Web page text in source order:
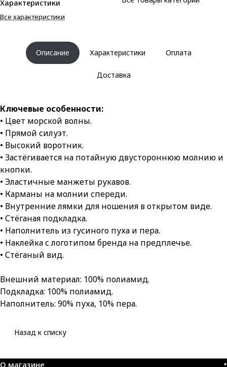
Характеристики
Все характеристики
Описание Характеристики Оплата
Доставка
Ключевые особенности:
• Цвет морской волны.
• Прямой силуэт.
• Высокий воротник.
• Застёгивается на потайную двустороннюю молнию и
кнопки.
• Эластичные манжеты рукавов.
• Карманы на молнии спереди.
• Внутренние лямки для ношения в открытом виде.
• Стёганая подкладка.
• Наполнитель из гусиного пуха и пера.
• Наклейка с логотипом бренда на предплечье.
• Стёганый вид.
Внешний материал: 100% полиамид.
Подкладка: 100% полиамид.
Наполнитель: 90% пуха, 10% пера.
Назад к списку
О магазине